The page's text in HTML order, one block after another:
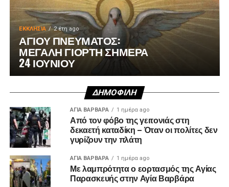
ΕΚΚΛΗΣΊΑ 2 έτη ago
ΑΓΙΟΥ ΠΝΕΥΜΑΤΟΣ:
ΜΕΓΑΛΗ ΓΙΟΡΤΗ ΣΗΜΕΡΑ
24 ΙΟΥΝΙΟΥ
ΔΗΜΟΦΙΛΉ
ΑΓΙΑ ΒΑΡΒΑΡΑ 1 ημέρα ago
Από τον φόβο της γειτονιάς στη
δεκαετή καταδίκη – Όταν οι πολίτες δεν
γυρίζουν την πλάτη
ΑΓΙΑ ΒΑΡΒΑΡΑ 1 ημέρα ago
Με λαμπρότητα ο εορτασμός της Αγίας
Παρασκευής στην Αγία Βαρβάρα